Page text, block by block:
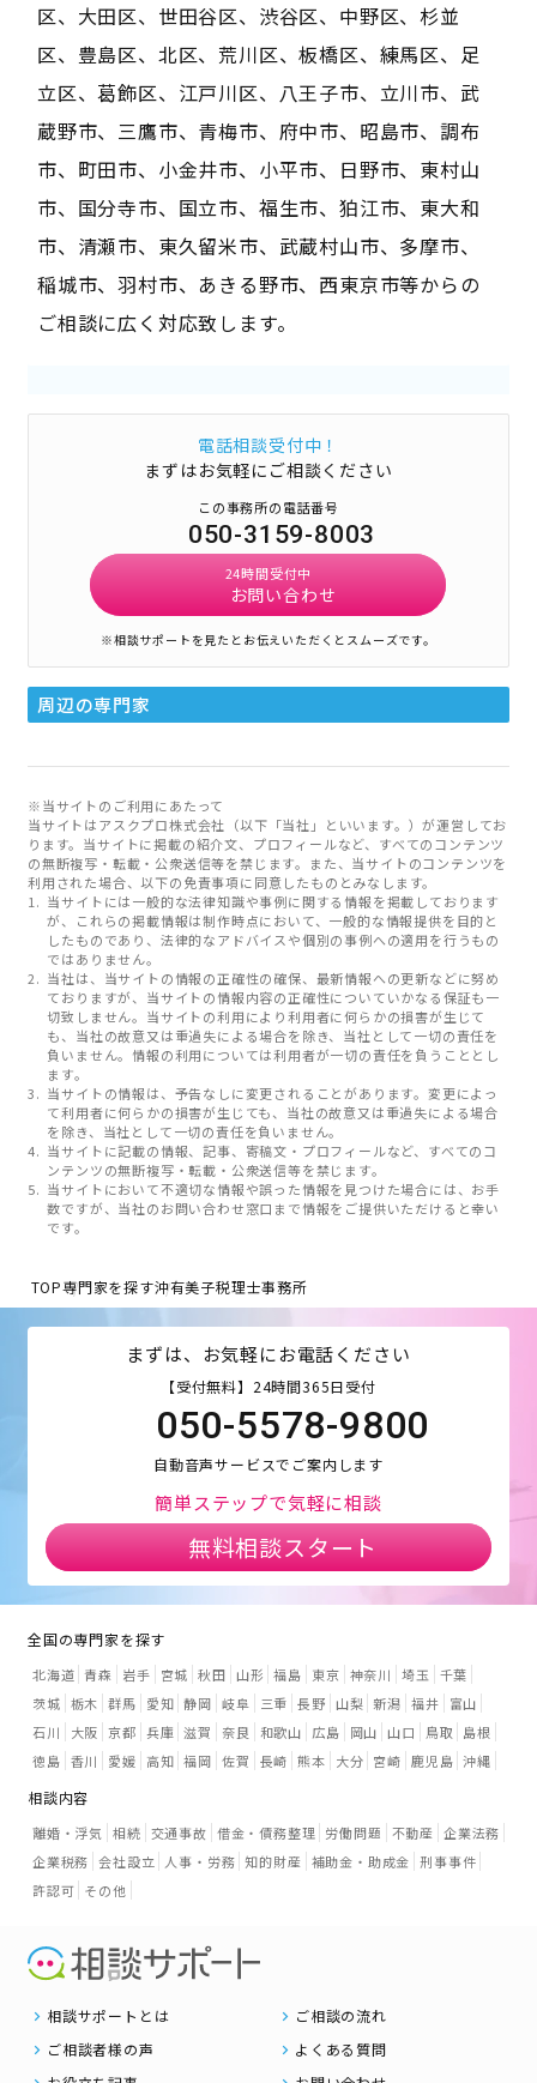
区、大田区、世田谷区、渋谷区、中野区、杉並
区、豊島区、北区、荒川区、板橋区、練馬区、足
立区、葛飾区、江戸川区、八王子市、立川市、武
蔵野市、三鷹市、青梅市、府中市、昭島市、調布
市、町田市、小金井市、小平市、日野市、東村山
市、国分寺市、国立市、福生市、狛江市、東大和
市、清瀬市、東久留米市、武蔵村山市、多摩市、
稲城市、羽村市、あきる野市、西東京市等からの
ご相談に広く対応致します。
電話相談受付中！
まずはお気軽にご相談ください
この事務所の電話番号
050-3159-8003
24時間受付中
お問い合わせ
※相談サポートを見たとお伝えいただくとスムーズです。
周辺の専門家
※当サイトのご利用にあたって
当サイトはアスクプロ株式会社（以下「当社」といいます。）が運営してお
ります。当サイトに掲載の紹介文、プロフィールなど、すべてのコンテンツ
の無断複写・転載・公衆送信等を禁じます。また、当サイトのコンテンツを
利用された場合、以下の免責事項に同意したものとみなします。
当サイトには一般的な法律知識や事例に関する情報を掲載しております
が、これらの掲載情報は制作時点において、一般的な情報提供を目的と
したものであり、法律的なアドバイスや個別の事例への適用を行うもの
ではありません。
当社は、当サイトの情報の正確性の確保、最新情報への更新などに努め
ておりますが、当サイトの情報内容の正確性についていかなる保証も一
切致しません。当サイトの利用により利用者に何らかの損害が生じて
も、当社の故意又は重過失による場合を除き、当社として一切の責任を
負いません。情報の利用については利用者が一切の責任を負うこととし
ます。
当サイトの情報は、予告なしに変更されることがあります。変更によっ
て利用者に何らかの損害が生じても、当社の故意又は重過失による場合
を除き、当社として一切の責任を負いません。
当サイトに記載の情報、記事、寄稿文・プロフィールなど、すべてのコ
ンテンツの無断複写・転載・公衆送信等を禁じます。
当サイトにおいて不適切な情報や誤った情報を見つけた場合には、お手
数ですが、当社のお問い合わせ窓口まで情報をご提供いただけると幸い
です。
TOP専門家を探す沖有美子税理士事務所
まずは、お気軽にお電話ください
【受付無料】24時間365日受付
050-5578-9800
自動音声サービスでご案内します
簡単ステップで気軽に相談
無料相談スタート
全国の専門家を探す
北海道 青森 岩手 宮城 秋田 山形 福島 東京 神奈川 埼玉
千葉
茨城 栃木 群馬 愛知 静岡 岐阜 三重 長野 山梨 新潟 福井
富山
石川
大阪 京都 兵庫 滋賀 奈良 和歌山 広島 岡山 山口 鳥取
島根
徳島 香川 愛媛 高知 福岡 佐賀 長崎 熊本 大分 宮崎 鹿児島 沖縄
相談内容
離婚・浮気 相続 交通事故 借金・債務整理 労働問題 不動産 企業法務
企業税務 会社設立 人事・労務 知的財産 補助金・助成金 刑事事件
許認可 その他
相談サポートとは
ご相談の流れ
ご相談者様の声
よくある質問